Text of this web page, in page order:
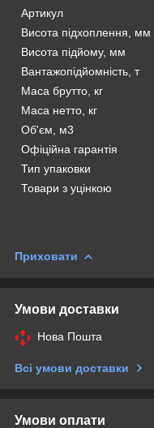
Артикул
Висота підхоплення, мм
Висота підйому, мм
Вантажопідйомність, т
Маса брутто, кг
Маса нетто, кг
Об'єм, м3
Офіційна гарантія
Тип упаковки
Товари з уцінкою
Приховати
Умови доставки
Нова Пошта
Всі умови доставки
Умови оплати